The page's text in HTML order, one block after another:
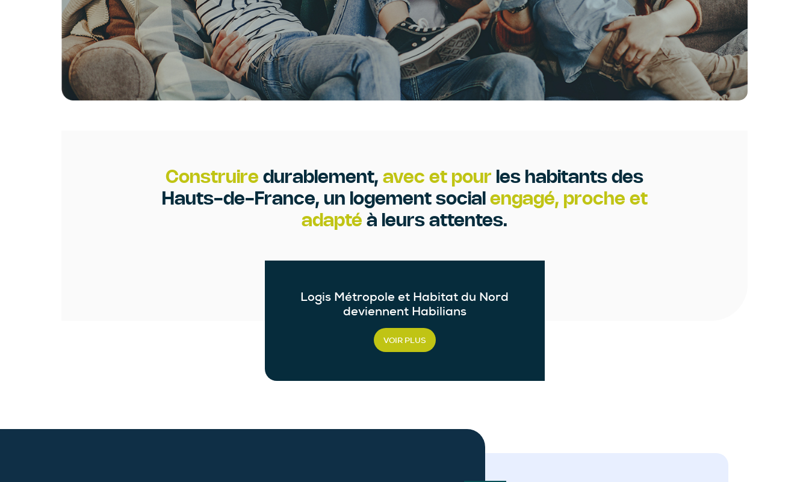
Construire durablement, avec et pour les habitants des
Hauts-de-France, un logement social engagé, proche et
adapté à leurs attentes.
Logis Métropole et Habitat du Nord
deviennent Habilians
VOIR PLUS